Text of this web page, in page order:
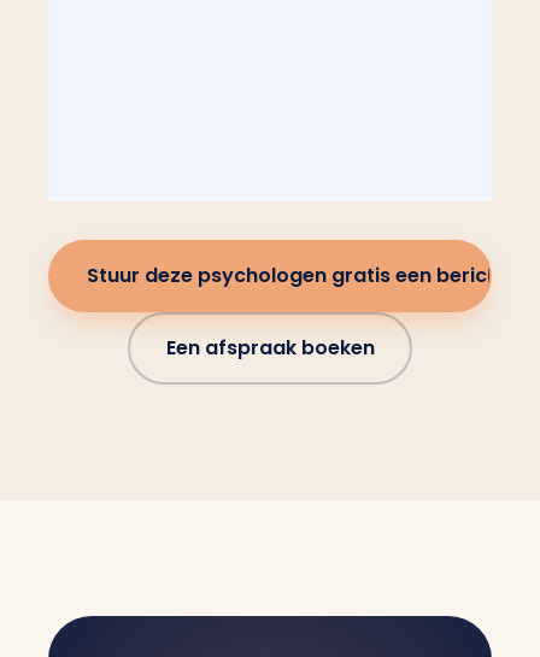
Stuur deze psychologen gratis een bericht
Een afspraak boeken